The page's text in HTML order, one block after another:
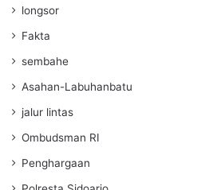
longsor
Fakta
sembahe
Asahan-Labuhanbatu
jalur lintas
Ombudsman RI
Penghargaan